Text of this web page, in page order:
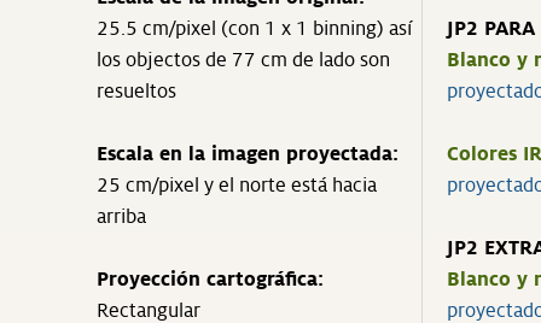
25.5 cm/pixel (con 1 x 1 binning) así
los objectos de 77 cm de lado son
resueltos
Escala en la imagen proyectada:
25 cm/pixel y el norte está hacia
arriba
Proyección cartográfica:
Rectangular
JP2 PARA
Blanco y
Colores
JP2
Blanco y